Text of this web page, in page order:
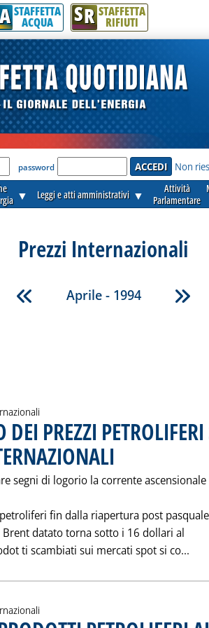
A STAFFETTA
ACQUA SR STAFFETTA
RIFIUTI
accedere'
password Non
▼ Leggi e atti amministrativi ▼
Attività
Parlamentare
Prezzi Internazionali
Aprile - 1994
PREZZI
segni di logorio la corrente ascensionale
fin dalla riapertura post pasquale
datato torna sotto i 16 dollari al
ti scambiati sui mercati spot si co...